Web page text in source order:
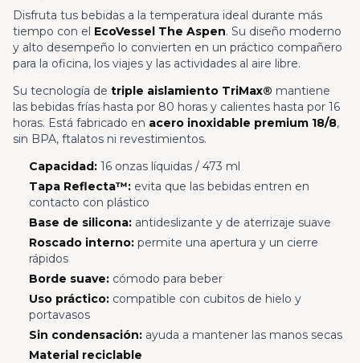
Disfruta tus bebidas a la temperatura ideal durante más
tiempo con el EcoVessel The Aspen. Su diseño moderno
y alto desempeño lo convierten en un práctico compañero
para la oficina, los viajes y las actividades al aire libre.
Su tecnología de triple aislamiento TriMax® mantiene
las bebidas frías hasta por 80 horas y calientes hasta por 16
horas. Está fabricado en acero inoxidable premium 18/8,
sin BPA, ftalatos ni revestimientos.
Capacidad:16 onzas líquidas / 473 ml
Tapa Reflecta™:evita que las bebidas entren en
contacto con plástico
Base de silicona:antideslizante y de aterrizaje suave
Roscado interno:permite una apertura y un cierre
rápidos
Borde suave:cómodo para beber
Uso práctico:compatible con cubitos de hielo y
portavasos
Sin condensación:ayuda a mantener las manos secas
Material reciclable